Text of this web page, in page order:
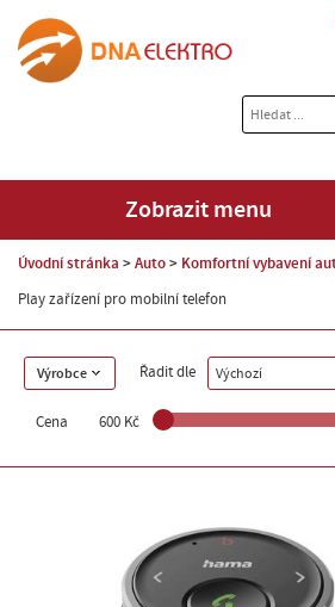
Zobrazit menu
Úvodní stránka Auto Komfortní vybavení
Play zařízení pro mobilní telefon
Výrobce Řadit dle Výchozí
Cena 600 Kč